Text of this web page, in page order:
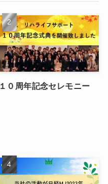
１０周年記念セレモニー